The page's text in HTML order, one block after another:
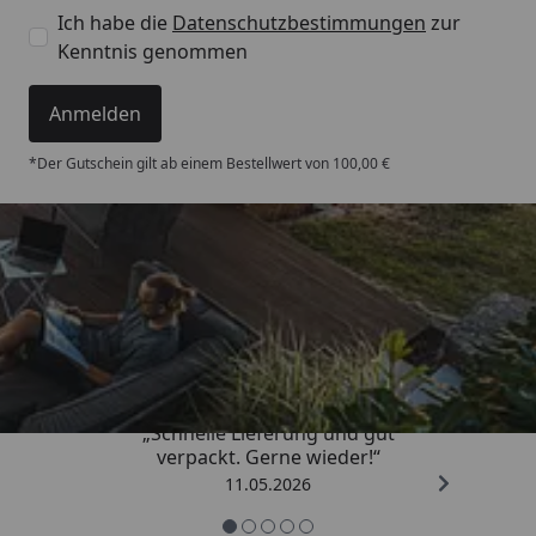
Ich habe die Datenschutzbestimmungen zur
Kenntnis genommen
Anmelden
*Der Gutschein gilt ab einem Bestellwert von 100,00 €
Trusted Shops
4,93/ 5
„Schnelle Lieferung und gut
verpackt. Gerne wieder!“
11.05.2026